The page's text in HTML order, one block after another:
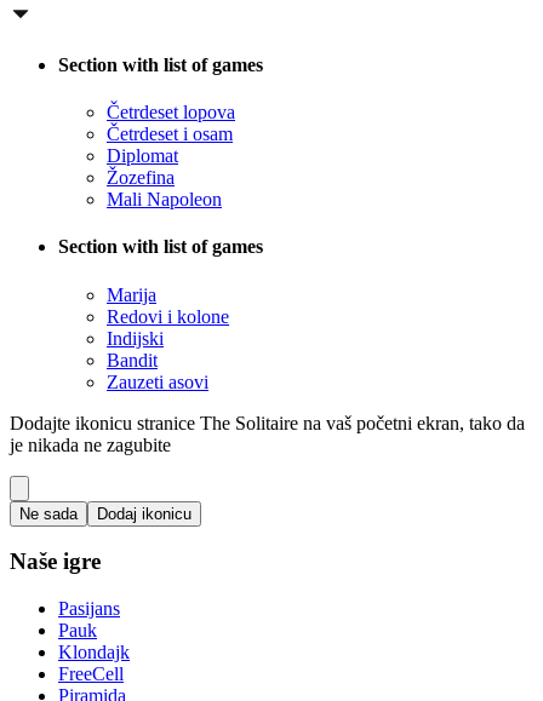
Section with list of games
Četrdeset lopova
Četrdeset i osam
Diplomat
Žozefina
Mali Napoleon
Section with list of games
Marija
Redovi i kolone
Indijski
Bandit
Zauzeti asovi
Dodajte ikonicu stranice The Solitaire na vaš početni ekran, tako da
je nikada ne zagubite
Ne sada Dodaj ikonicu
Naše igre
Pasijans
Pauk
Klondajk
FreeCell
Piramida